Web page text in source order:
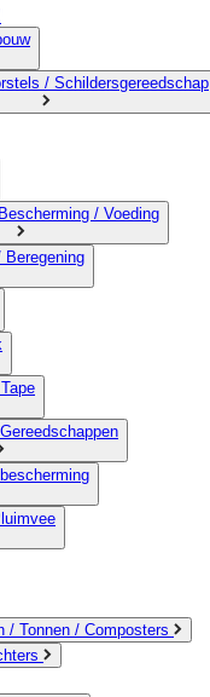
/ Schildersgereedschap
/ Voeding
Beregening
/ Tonnen / Composters